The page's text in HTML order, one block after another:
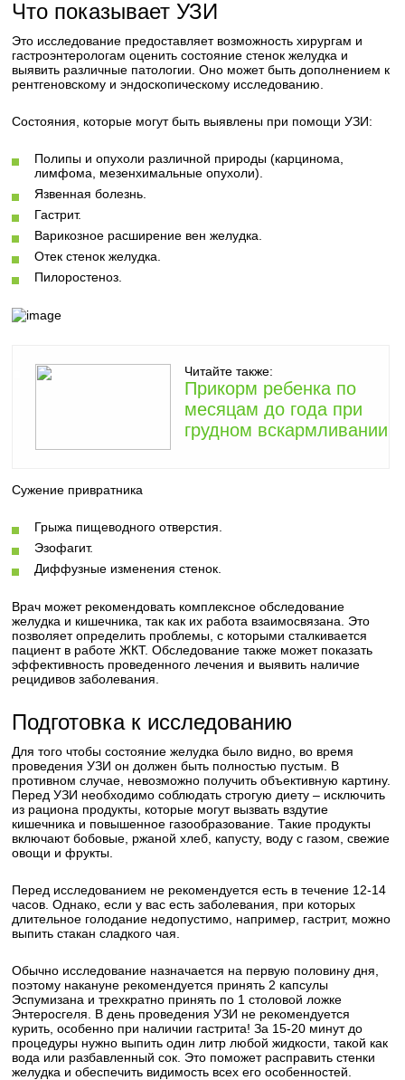
Что показывает УЗИ
Это исследование предоставляет возможность хирургам и
гастроэнтерологам оценить состояние стенок желудка и
выявить различные патологии. Оно может быть дополнением к
рентгеновскому и эндоскопическому исследованию.
Состояния, которые могут быть выявлены при помощи УЗИ:
Полипы и опухоли различной природы (карцинома,
лимфома, мезенхимальные опухоли).
Язвенная болезнь.
Гастрит.
Варикозное расширение вен желудка.
Отек стенок желудка.
Пилоростеноз.
Читайте также:
Прикорм ребенка по
месяцам до года при
грудном вскармливании
Сужение привратника
Грыжа пищеводного отверстия.
Эзофагит.
Диффузные изменения стенок.
Врач может рекомендовать комплексное обследование
желудка и кишечника, так как их работа взаимосвязана. Это
позволяет определить проблемы, с которыми сталкивается
пациент в работе ЖКТ. Обследование также может показать
эффективность проведенного лечения и выявить наличие
рецидивов заболевания.
Подготовка к исследованию
Для того чтобы состояние желудка было видно, во время
проведения УЗИ он должен быть полностью пустым. В
противном случае, невозможно получить объективную картину.
Перед УЗИ необходимо соблюдать строгую диету – исключить
из рациона продукты, которые могут вызвать вздутие
кишечника и повышенное газообразование. Такие продукты
включают бобовые, ржаной хлеб, капусту, воду с газом, свежие
овощи и фрукты.
Перед исследованием не рекомендуется есть в течение 12-14
часов. Однако, если у вас есть заболевания, при которых
длительное голодание недопустимо, например, гастрит, можно
выпить стакан сладкого чая.
Обычно исследование назначается на первую половину дня,
поэтому накануне рекомендуется принять 2 капсулы
Эспумизана и трехкратно принять по 1 столовой ложке
Энтеросгеля. В день проведения УЗИ не рекомендуется
курить, особенно при наличии гастрита! За 15-20 минут до
процедуры нужно выпить один литр любой жидкости, такой как
вода или разбавленный сок. Это поможет расправить стенки
желудка и обеспечить видимость всех его особенностей.